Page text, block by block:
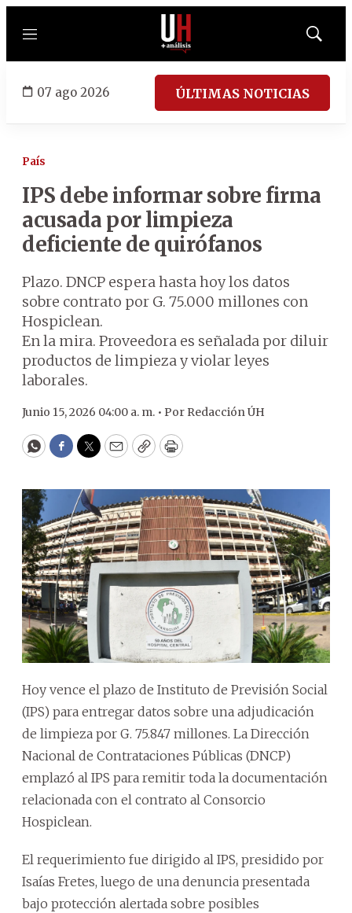
Menú
Mostrar
07 ago 2026 ÚLTIMAS NOTICIAS
País
IPS debe informar sobre firma
acusada por limpieza
deficiente de quirófanos
Plazo. DNCP espera hasta hoy los datos
sobre contrato por G. 75.000 millones con
Hospiclean.
En la mira. Proveedora es señalada por diluir
productos de limpieza y violar leyes
laborales.
Junio 15, 2026 04:00 a. m. • Por Redacción ÚH
WhatsApp
Facebook
Twitter
EmailCopyPrint
Hoy vence el plazo de Instituto de Previsión Social
(IPS) para entregar datos sobre una adjudicación
de limpieza por G. 75.847 millones. La Dirección
Nacional de Contrataciones Públicas (DNCP)
emplazó al IPS para remitir toda la documentación
relacionada con el contrato al Consorcio
Hospiclean.
El requerimiento fue dirigido al IPS, presidido por
Isaías Fretes, luego de una denuncia presentada
bajo protección alertada sobre posibles